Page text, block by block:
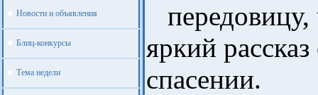
Новости и объявления
Блиц-конкурсы
Тема недели
яркий
спасении.